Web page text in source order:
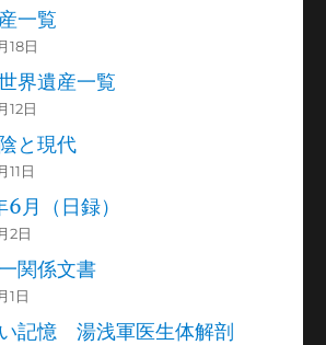
一覧
18日
界遺産一覧
12日
と現代
11日
月（日録）
2日
関係文書
1日
記憶 湯浅軍医生体解剖